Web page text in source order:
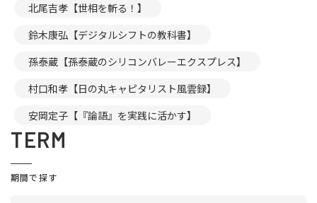
北尾吉孝【世相を斬る！】
鈴木康弘【デジタルシフトの教科書】
孫泰蔵【孫泰蔵のシリコンバレーエクスプレス】
村口和孝【日の丸キャピタリスト風雲録】
安岡定子【『論語』を実践に活かす】
TERM
期間で探す